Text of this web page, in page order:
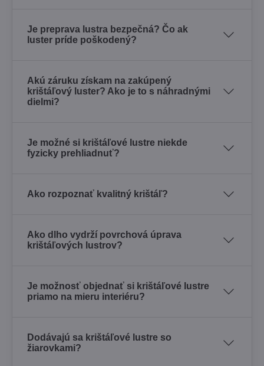
Je preprava lustra bezpečná? Čo ak
luster príde poškodený?
Akú záruku získam na zakúpený
krištáľový luster? Ako je to s náhradnými
dielmi?
Je možné si krištáľové lustre niekde
fyzicky prehliadnuť?
Ako rozpoznať kvalitný krištáľ?
Ako dlho vydrží povrchová úprava
krištáľových lustrov?
Je možnosť objednať si krištáľové lustre
priamo na mieru interiéru?
Dodávajú sa krištáľové lustre so
žiarovkami?